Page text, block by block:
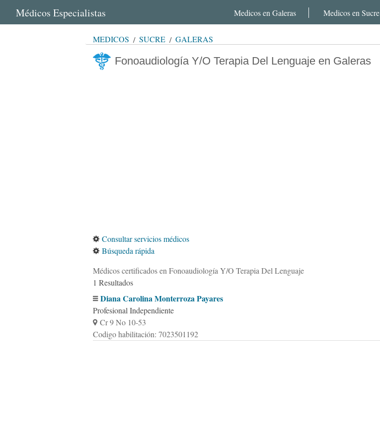
Médicos Especialistas Medicos en Galeras Medicos en Sucre
MÉDICOS SUCRE GALERAS
Fonoaudiología Y/O Terapia Del Lenguaje en Galeras
Consultar servicios médicos
Búsqueda rápida
Médicos certificados en Fonoaudiología Y/O Terapia Del Lenguaje
1 Resultados
Diana Carolina Monterroza Payares
Profesional Independiente
Cr 9 No 10-53
Codigo habilitación: 7023501192